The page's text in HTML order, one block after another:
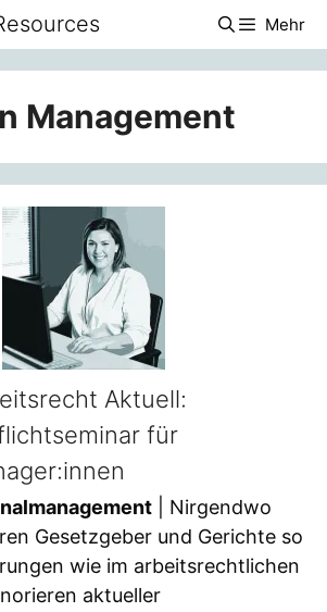
Mehr
Management
Aktuell:
für
| Nirgendwo
Gesetzgeber und Gerichte so
wie im arbeitsrechtlichen
aktueller